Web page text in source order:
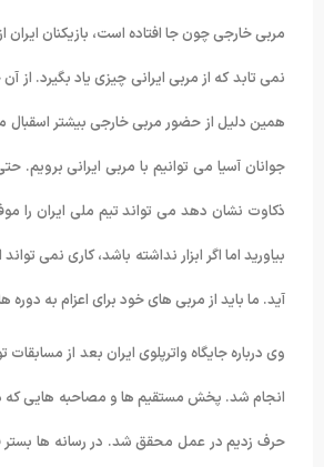
نمی تابد که از مربی ایرانی چیزی یاد بگیرد.
همین دلیل از حضور مربی خارجی بیشتر
جوانان آسیا می توانیم با مربی ایرانی
ذکاوت نشان دهد می تواند تیم ملی ایران را
بیاورید اما اگر ابزار نداشته باشد، کاری نمی
آید. ما باید از مربی های خود برای اعزام به
وی درباره جایگاه واترپلوی ایران بعد از
انجام شد. پخش مستقیم ها و مصاحبه هایی که
حرف زدیم در عمل محقق شد. در رسانه ها بستر